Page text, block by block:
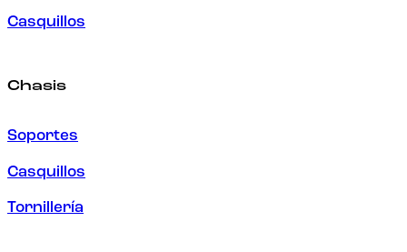
Casquillos
Chasis
Soportes
Casquillos
Tornillería